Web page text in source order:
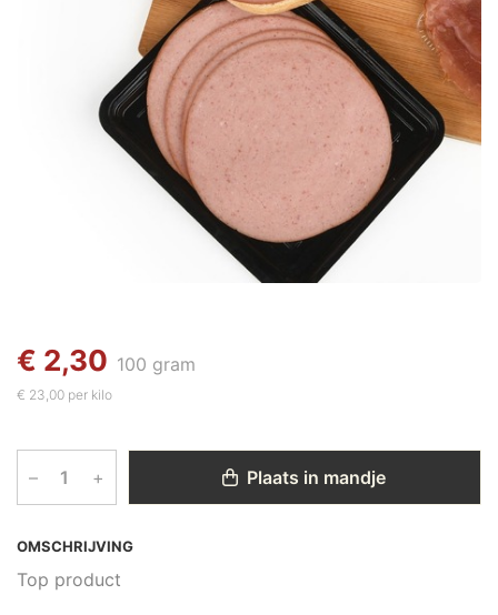
OMSCHRIJVING
Top product
€ 2,30 100 gram
€ 23,00 per kilo
– + Plaats in mandje